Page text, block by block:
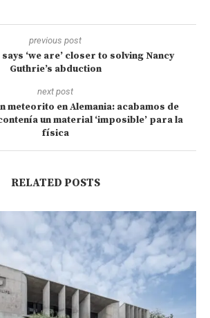
previous post
‘we are’ closer to solving Nancy
Guthrie’s abduction
next post
meteorito en Alemania: acabamos de
un material ‘imposible’ para la
física
RELATED POSTS